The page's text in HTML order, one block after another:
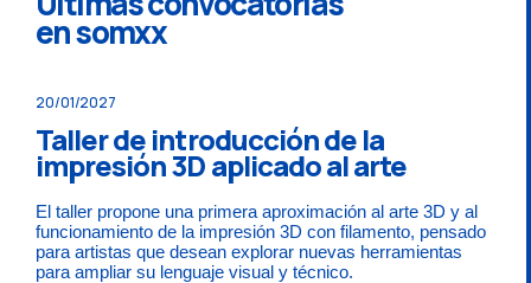
en somxx
20/01/2027
Taller de introducción de la
impresión 3D aplicado al arte
El taller propone una primera aproximación al arte 3D y al
funcionamiento de la impresión 3D con filamento, pensado
para artistas que desean explorar nuevas herramientas
para ampliar su lenguaje visual y técnico.